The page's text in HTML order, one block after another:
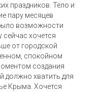
праздников. Тело и
пару месяцев
возможности
хочется
от городской
спокойном
создания
должно хватить для
Крыма. Хочется